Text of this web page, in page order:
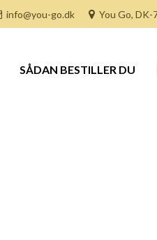
info@you-go.dk You Go, DK-
SÅDAN BESTILLER DU